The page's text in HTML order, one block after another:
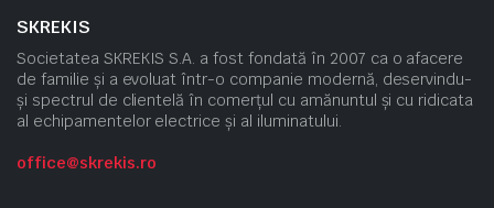
SKREKIS
Societatea SKREKIS S.A. a fost fondată în 2007 ca o afacere
de familie și a evoluat într-o companie modernă, deservindu-
și spectrul de clientelă în comerțul cu amănuntul și cu ridicata
al echipamentelor electrice și al iluminatului.
office@skrekis.ro